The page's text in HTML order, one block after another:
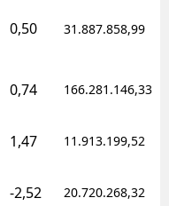
0,50 31.887.858,99
0,74 166.281.146,33
1,47 11.913.199,52
-2,52 20.720.268,32